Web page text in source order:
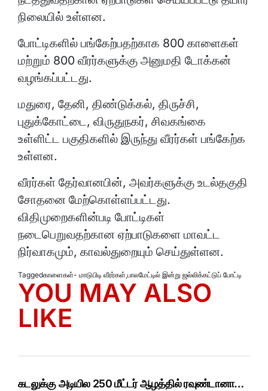
நிலையில் உள்ளன.
போட்டிகளில் பங்கேற்பதற்காக 800 காளைகள்
மற்றும் 800 வீரர்களுக்கு அனுமதி டோக்கன்
வழங்கப்பட்டது.
மதுரை, தேனி, திண்டுக்கல், திருச்சி,
புதுக்கோட்டை, விருதுநகர், சிவகங்கை
உள்ளிட்ட பகுதிகளில் இருந்து வீரர்கள் பங்கேற்க
உள்ளன.
வீரர்கள் தேர்வானபின், அவர்களுக்கு உடல்தகுதி
சோதனை மேற்கொள்ளப்பட்டது.
விதிமுறைகளின்படி போட்டிகள்
நடைபெறுவதற்கான ஏற்பாடுகளை மாவட்ட
நிர்வாகமும், காவல்துறையும் செய்துள்ளன.
Taggedகாளைகள்- மாடுபிடி வீரர்கள்,பாலமேட்டில் இன்று ஜல்லிக்கட்டுப் போட்டி
YOU MAY ALSO
LIKE
கடலுக்கு அடியில 250 மீட்டர் ஆழத்தில் ரவுண்டானா…